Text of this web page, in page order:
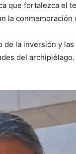
que fortalezca el
la conmemoración
la inversión y
del archipiélago.